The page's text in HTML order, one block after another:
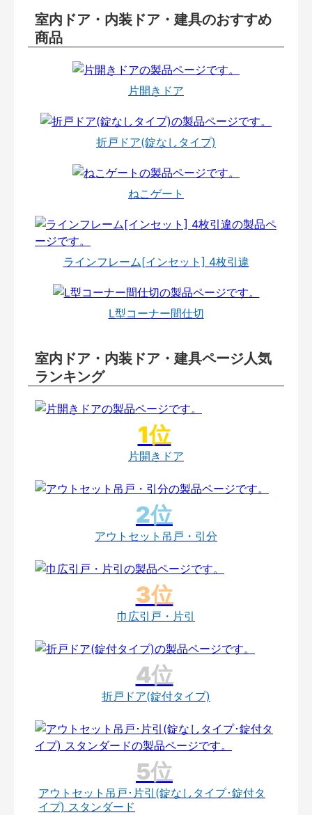
室内ドア・内装ドア・建具のおすすめ
商品
片開きドア
折戸ドア(錠なしタイプ)
ねこゲート
ラインフレーム[インセット] 4枚引違
L型コーナー間仕切
室内ドア・内装ドア・建具ページ人気
ランキング
片開きドア
アウトセット吊戸・引分
巾広引戸・片引
折戸ドア(錠付タイプ)
アウトセット吊戸･片引(錠なしタイプ･錠付タ
イプ) スタンダード